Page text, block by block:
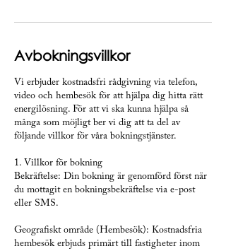
Avbokningsvillkor
Vi erbjuder kostnadsfri rådgivning via telefon,
video och hembesök för att hjälpa dig hitta rätt
energilösning. För att vi ska kunna hjälpa så
många som möjligt ber vi dig att ta del av
följande villkor för våra bokningstjänster.
1. Villkor för bokning
Bekräftelse: Din bokning är genomförd först när
du mottagit en bokningsbekräftelse via e-post
eller SMS.
Geografiskt område (Hembesök): Kostnadsfria
hembesök erbjuds primärt till fastigheter inom